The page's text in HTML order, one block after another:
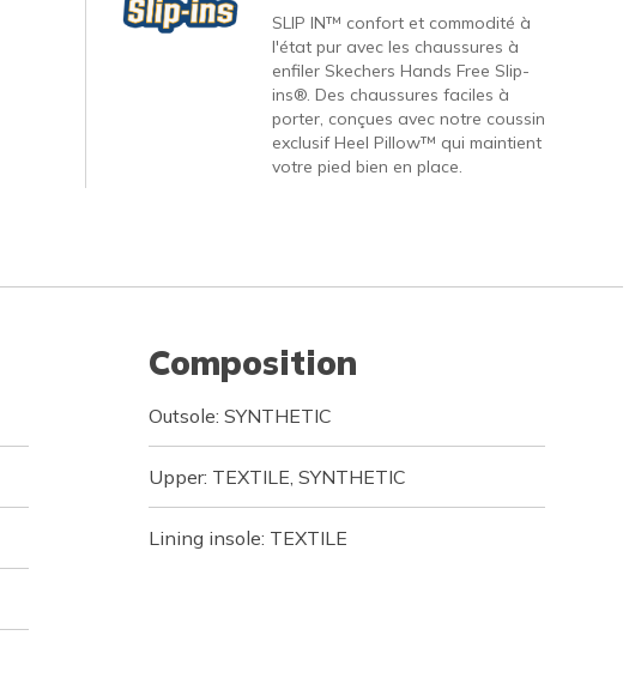
SLIP IN™ confort et commodité à
l'état pur avec les chaussures à
enfiler Skechers Hands Free Slip-
ins®. Des chaussures faciles à
porter, conçues avec notre coussin
exclusif Heel Pillow™ qui maintient
votre pied bien en place.
Composition
Outsole: SYNTHETIC
Upper: TEXTILE, SYNTHETIC
Lining insole: TEXTILE